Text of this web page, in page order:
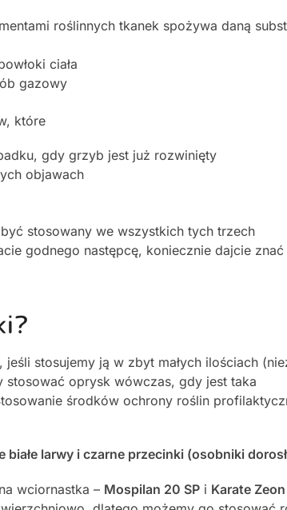
roślinnych tkanek spożywa daną
ciała
gazowy
które
gdy grzyb jest już rozwinięty
objawach
stosowany we wszystkich tych trzech
godnego następcę, koniecznie dajcie
stosujemy ją w zbyt małych ilościach
oprysk wówczas, gdy jest taka
środków ochrony roślin
larwy i czarne przecinki (osobniki
wciornastka – Mospilan 20 SP i Karate